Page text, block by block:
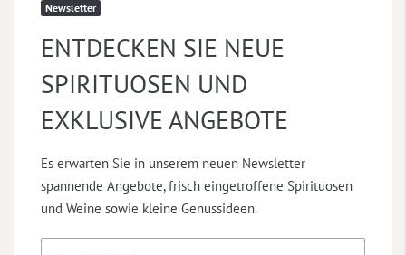
Newsletter
ENTDECKEN SIE NEUE
SPIRITUOSEN UND
EXKLUSIVE ANGEBOTE
Es erwarten Sie in unserem neuen Newsletter
spannende Angebote, frisch eingetroffene Spirituosen
und Weine sowie kleine Genussideen.